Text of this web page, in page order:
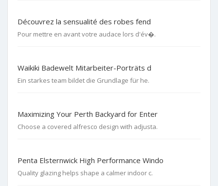
Découvrez la sensualité des robes fend
Pour mettre en avant votre audace lors d'év�.
Waikiki Badewelt Mitarbeiter-Porträts d
Ein starkes team bildet die Grundlage für he.
Maximizing Your Perth Backyard for Enter
Choose a covered alfresco design with adjusta.
Penta Elsternwick High Performance Windo
Quality glazing helps shape a calmer indoor c.